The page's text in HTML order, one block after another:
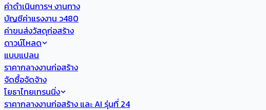
ค่าดำเนินการฯ งานทาง
บัญชีค่าแรงงาน ว480
ค่าขนส่งวัสดุก่อสร้าง
ดาวน์โหลด
แบบแปลน
ราคากลางงานก่อสร้าง
จัดซื้อจัดจ้าง
โยธาไทยเทรนนิ่ง
ราคากลางงานก่อสร้าง และ AI รุ่นที่ 24